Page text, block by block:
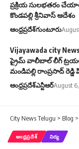
ప్రక్రియ సులభతరం
కొండపల్లి శ్రీనివాస్ ఆదేశం
ఆంధ్రప్రదేశ్గుంటూరు
Vijayawada city
ప్రైమ్ వాలీబాల్ లీగ్
మండిపల్లి రాంప్రసాద్ రెడ్డి
ఆంధ్రప్రదేశ్ఎన్టీఆర్August
City News Telugu > Blog >
ఆంధ్రప్రదేశ్ విద్య